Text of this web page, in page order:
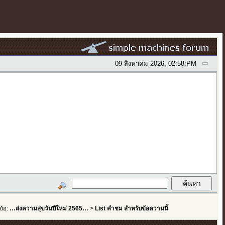
09 สิงหาคม 2026, 02:58:PM
อ: …ส่งความสุขวันปีใหม่ 2565… >List คำชม สำหรับข้อความนี้